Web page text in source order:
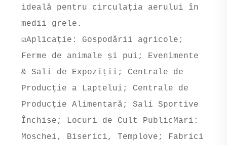
ideală pentru circulația aerului în
medii grele.
☑Aplicație: Gospodării agricole;
Ferme de animale și pui; Evenimente
& Sali de Expoziții; Centrale de
Producție a Laptelui; Centrale de
Producție Alimentară; Sali Sportive
Închise; Locuri de Cult PublicMari:
Moschei, Biserici, Templove; Fabrici